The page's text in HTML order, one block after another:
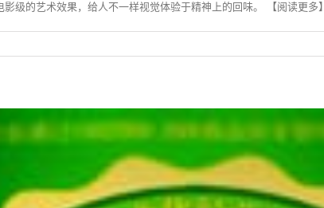
级的艺术效果，给人不一样视觉体验于精神上的回味。 【阅读更多】